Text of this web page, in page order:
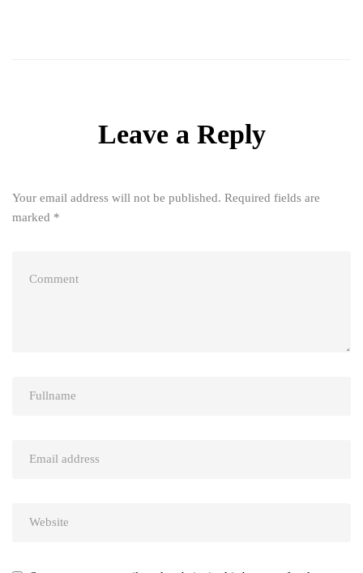
Leave a Reply
Your email address will not be published. Required fields are
marked *